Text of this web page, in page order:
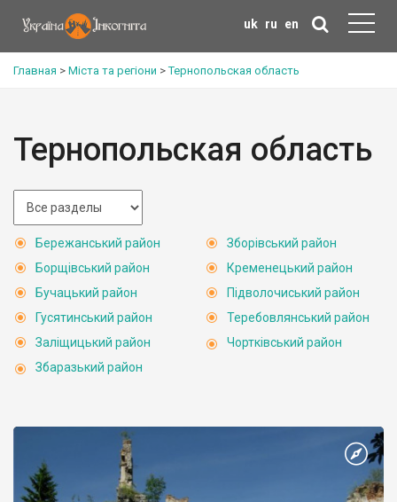
uk ru en
Главная > Міста та регіони >Тернопольская область
Тернопольская область
Бережанський район
Борщівський район
Бучацький район
Гусятинський район
Заліщицький район
Збаразький район
Зборівський район
Кременецький район
Підволочиський район
Теребовлянський район
Чортківський район